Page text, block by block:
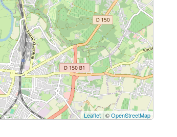
Leaflet | ©OpenStreetMap